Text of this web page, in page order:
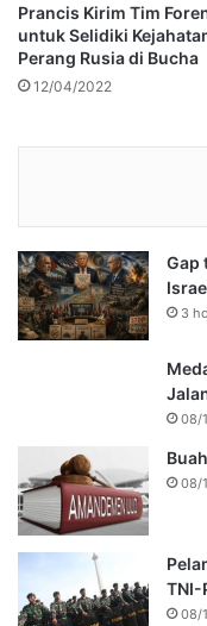
Prancis Kirim Tim
untuk Selidiki
Perang Rusia di Bucha
12/04/2022
Gap
3
08/
08/
TNI-
08/